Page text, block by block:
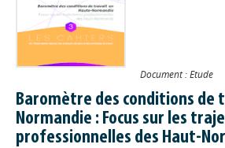
Document : Etude
Baromètre des conditions de
Normandie : Focus sur les
professionnelles des Haut-